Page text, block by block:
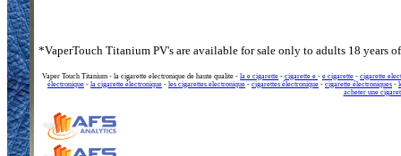
*VaperTouch Titanium PV's are available for sale only to adults 18 years
Vaper Touch Titanium - la cigarette electronique de haute qualite - la e cigarette - cigarette e - e cigarette - cigarette
électronique - la cigarette électronique - les cigarettes electronique - cigarettes électronique - cigarette électroniques -
acheter une